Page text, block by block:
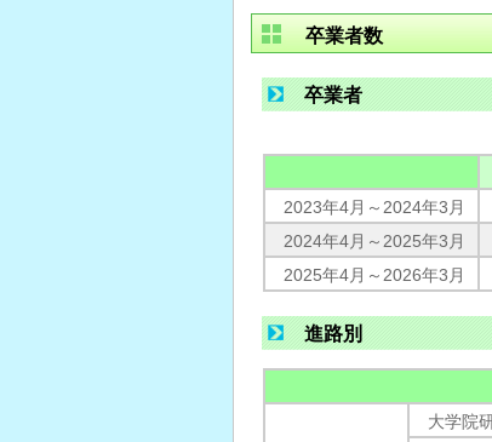
卒業者数
卒業者
2023年4月～2024年3月
2024年4月～2025年3月
2025年4月～2026年3月
進路別
大学院